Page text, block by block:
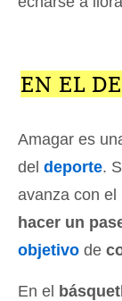
EN EL
Amagar es
del deporte.
avanza con el
hacer un
objetivo de
En el